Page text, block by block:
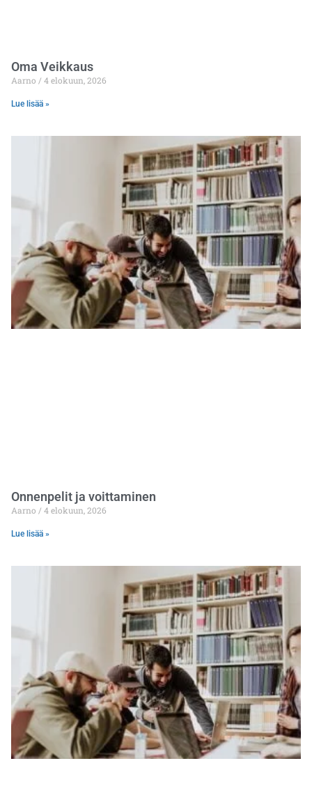
Oma Veikkaus
Aarno 4 elokuun, 2026
Lue lisää »
Onnenpelit ja voittaminen
Aarno 4 elokuun, 2026
Lue lisää »